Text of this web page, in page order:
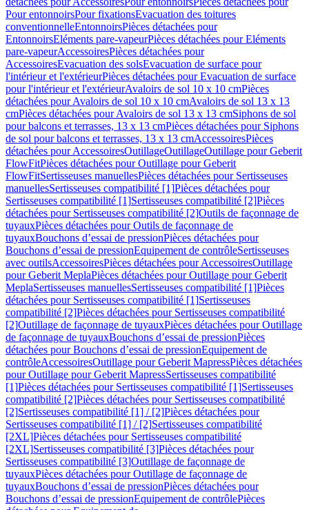
Pour entonnoirsPour fixationsEvacuation des toitures
conventionnelleEntonnoirsPièces détachées pour
EntonnoirsEléments pare-vapeurPièces détachées pour Eléments
pare-vapeurAccessoiresPièces détachées pour
AccessoiresEvacuation des solsEvacuation de surface pour
l'intérieur et l'extérieurPièces détachées pour Evacuation de surface
pour l'intérieur et l'extérieurAvaloirs de sol 10 x 10 cmPièces
détachées pour Avaloirs de sol 10 x 10 cmAvaloirs de sol 13 x 13
cmPièces détachées pour Avaloirs de sol 13 x 13 cmSiphons de sol
pour balcons et terrasses, 13 x 13 cmPièces détachées pour Siphons
de sol pour balcons et terrasses, 13 x 13 cmAccessoiresPièces
détachées pour AccessoiresOutillageOutillageOutillage pour Geberit
FlowFitPièces détachées pour Outillage pour Geberit
FlowFitSertisseuses manuellesPièces détachées pour Sertisseuses
manuellesSertisseuses compatibilité [1]Pièces détachées pour
Sertisseuses compatibilité [1]Sertisseuses compatibilité [2]Pièces
détachées pour Sertisseuses compatibilité [2]Outils de façonnage de
tuyauxPièces détachées pour Outils de façonnage de
tuyauxBouchons d’essai de pressionPièces détachées pour
Bouchons d’essai de pressionEquipement de contrôleSertisseuses
avec outilsAccessoiresPièces détachées pour AccessoiresOutillage
pour Geberit MeplaPièces détachées pour Outillage pour Geberit
MeplaSertisseuses manuellesSertisseuses compatibilité [1]Pièces
détachées pour Sertisseuses compatibilité [1]Sertisseuses
compatibilité [2]Pièces détachées pour Sertisseuses compatibilité
[2]Outillage de façonnage de tuyauxPièces détachées pour Outillage
de façonnage de tuyauxBouchons d’essai de pressionPièces
détachées pour Bouchons d’essai de pressionEquipement de
contrôleAccessoiresOutillage pour Geberit MapressPièces détachées
pour Outillage pour Geberit MapressSertisseuses compatibilité
[1]Pièces détachées pour Sertisseuses compatibilité [1]Sertisseuses
compatibilité [2]Pièces détachées pour Sertisseuses compatibilité
[2]Sertisseuses compatibilité [1] / [2]Pièces détachées pour
Sertisseuses compatibilité [1] / [2]Sertisseuses compatibilité
[2XL]Pièces détachées pour Sertisseuses compatibilité
[2XL]Sertisseuses compatibilité [3]Pièces détachées pour
Sertisseuses compatibilité [3]Outillage de façonnage de
tuyauxPièces détachées pour Outillage de façonnage de
tuyauxBouchons d’essai de pressionPièces détachées pour
Bouchons d’essai de pressionEquipement de contrôlePièces